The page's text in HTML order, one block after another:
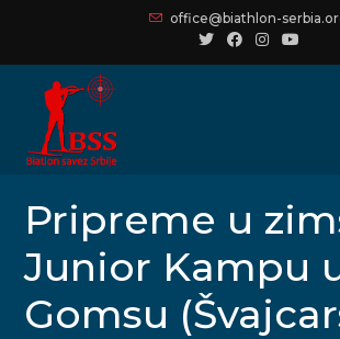
office@biathlon-
Pripreme u
Junior Kampu
Gomsu